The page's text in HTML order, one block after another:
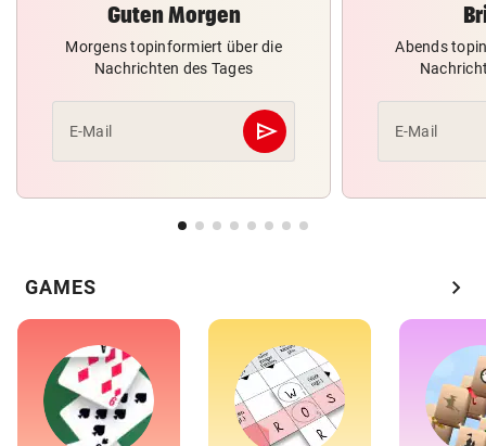
Guten Morgen
Morgens topinformiert über die
Nachrichten des Tages
E-Mail send
Abschicken
Abends
E-Mail
GAMES chevron_right